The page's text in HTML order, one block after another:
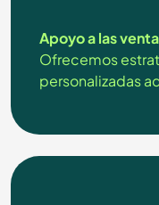
Apoyo a las
Ofrecemos
personalizadas